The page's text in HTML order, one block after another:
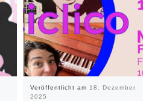
Veröffentlicht am 18. Dezember
2025